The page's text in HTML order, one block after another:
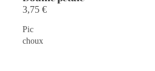
3,75 €
Pic
choux